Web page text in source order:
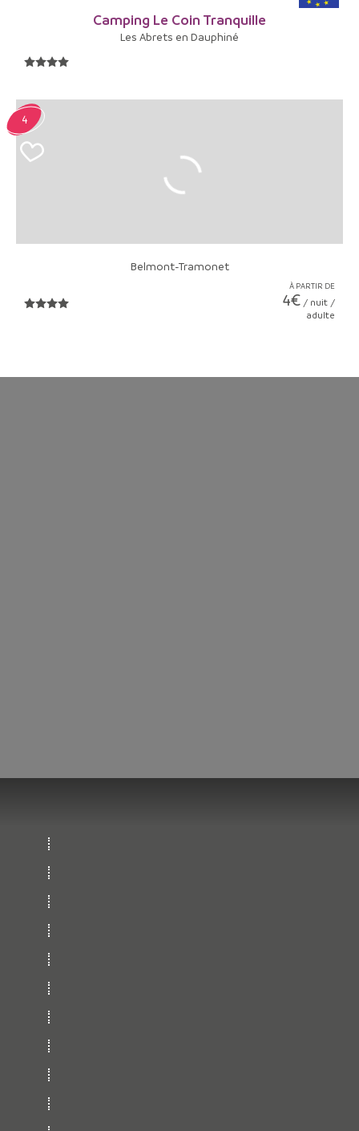
Camping Le Coin Tranquille
Les Abrets en Dauphiné
Belmont-Tramonet
À PARTIR DE
4€ / nuit /
adulte
4